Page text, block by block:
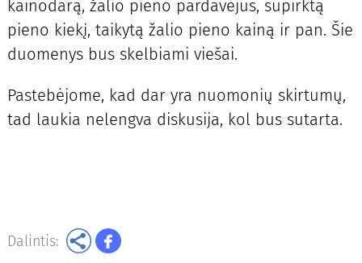
kainodarą, žalio pieno pardavėjus, supirktą
pieno kiekį, taikytą žalio pieno kainą ir pan. Šie
duomenys bus skelbiami viešai.
Pastebėjome, kad dar yra nuomonių skirtumų,
tad laukia nelengva diskusija, kol bus sutarta.
Dalintis: